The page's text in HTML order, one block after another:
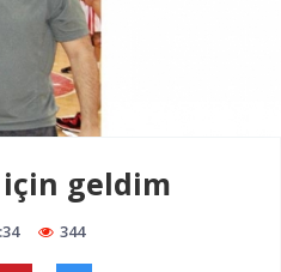
geldim
344